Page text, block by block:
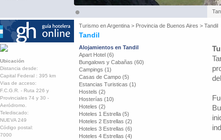
Turismo enArgentina > Provincia de Buenos Aires > Tandil
Tandil
Ubicación
Distancia desde:
Capital Federal : 395 km
Vias de acceso:
F.C.G.R. - Ruta 226 y
Provinciales 74 y 30 -
Aeródromo.
Telediscado:
NUEVA 249
Código postal:
7000
Alojamientos en Tandil
Apart Hotel (6)
Bungalows y Cabañas (60)
Campings (1)
Casas de Campo (5)
Estancias Turisticas (1)
Hostels (2)
Hosterías (10)
Hoteles (2)
Hoteles 1 Estrella (5)
Hoteles 2 Estrellas (2)
Hoteles 3 Estrellas (6)
Hoteles 4 Estrellas (4)